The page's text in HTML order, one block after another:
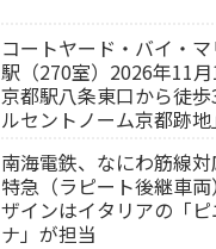
コートヤード・バイ・
駅（270室）2026年11
京都駅八条東口から徒
ルセントノーム京都跡地
南海電鉄、なにわ筋線
特急（ラピート後継車
ザインはイタリアの「
ナ」が担当